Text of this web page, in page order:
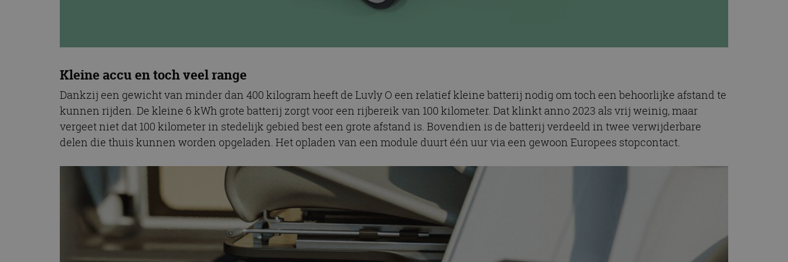
Kleine accu en toch veel range
Dankzij een gewicht van minder dan 400 kilogram heeft de Luvly O een relatief kleine batterij nodig om toch een behoorlijke afstand te
kunnen rijden. De kleine 6 kWh grote batterij zorgt voor een rijbereik van 100 kilometer. Dat klinkt anno 2023 als vrij weinig, maar
vergeet niet dat 100 kilometer in stedelijk gebied best een grote afstand is. Bovendien is de batterij verdeeld in twee verwijderbare
delen die thuis kunnen worden opgeladen. Het opladen van een module duurt één uur via een gewoon Europees stopcontact.